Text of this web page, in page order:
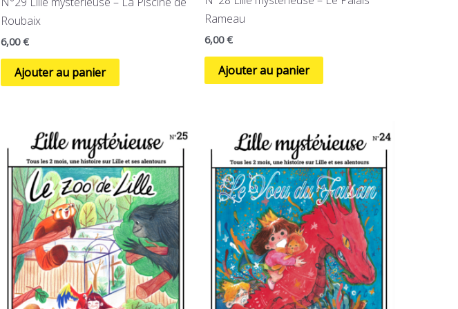
Roubaix
6,00€
Ajouter au panier
Rameau
6,00€
Ajouter au panier